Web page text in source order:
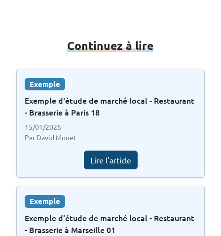
Continuez à lire
Exemple
Exemple d'étude de marché local - Restaurant
- Brasserie à Paris 18
15/01/2025
Par David Monet
Lire l'article
Exemple
Exemple d'étude de marché local - Restaurant
- Brasserie à Marseille 01